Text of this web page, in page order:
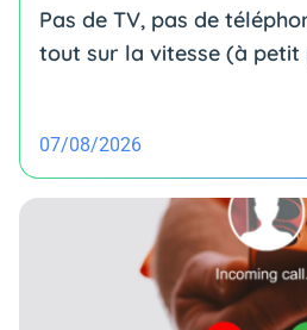
Pas de TV, pas de
tout sur la vitesse (à petit
07/08/2026